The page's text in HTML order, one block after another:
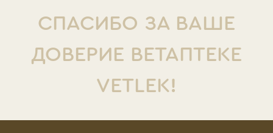
СПАСИБО ЗА ВАШЕ
ДОВЕРИЕ ВЕТАПТЕКЕ
VETLEK!